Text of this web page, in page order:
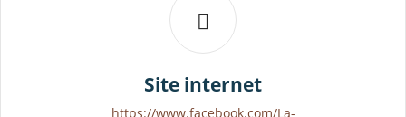
Site internet
https://www.facebook.com/La-